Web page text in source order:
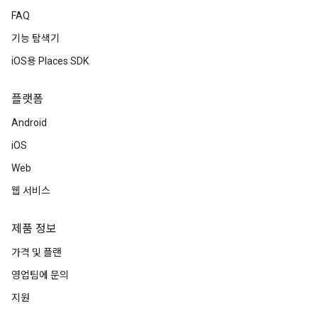
FAQ
기능 탐색기
iOS용 Places SDK
플랫폼
Android
iOS
Web
웹 서비스
제품 정보
가격 및 플랜
영업팀에 문의
지원